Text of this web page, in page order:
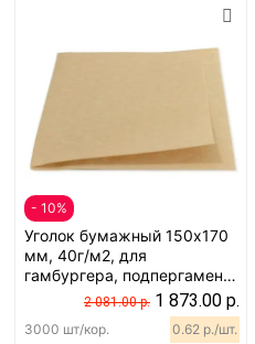
- 10%
Уголок бумажный 150х170
мм, 40г/м2, для
гамбургера, подпергамент,
2000 шт2 081.00 р. 1 873.00 р.
3000 шт/кор. 0.62 р./шт.